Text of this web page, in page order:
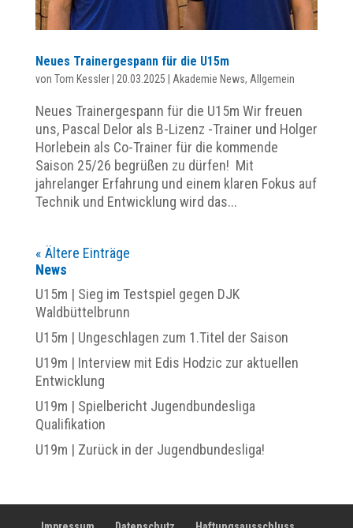
Neues Trainergespann für die U15m
von Tom Kessler| 20.03.2025 Akademie News, Allgemein
Neues Trainergespann für die U15m Wir freuen
uns, Pascal Delor als B-Lizenz -Trainer und Holger
Horlebein als Co-Trainer für die kommende
Saison 25/26 begrüßen zu dürfen! Mit
jahrelanger Erfahrung und einem klaren Fokus auf
Technik und Entwicklung wird das...
« Ältere Einträge
News
U15m | Sieg im Testspiel gegen DJK
Waldbüttelbrunn
U15m | Ungeschlagen zum 1.Titel der Saison
U19m | Interview mit Edis Hodzic zur aktuellen
Entwicklung
U19m | Spielbericht Jugendbundesliga
Qualifikation
U19m | Zurück in der Jugendbundesliga!